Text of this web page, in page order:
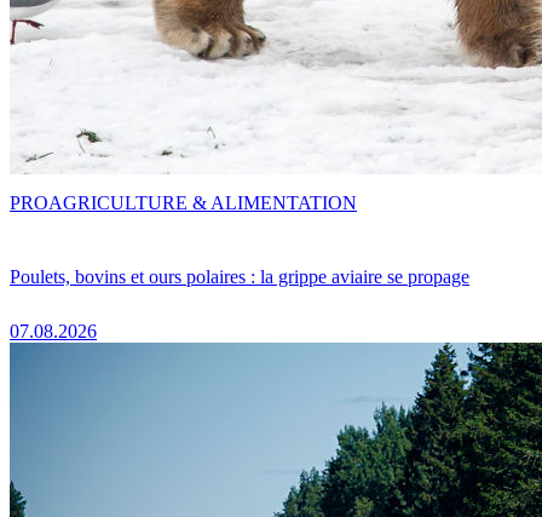
Poulets, bovins et ours polaires : la grippe aviaire se propage
07.08.2026
PROAGRICULTURE & ALIMENTATION